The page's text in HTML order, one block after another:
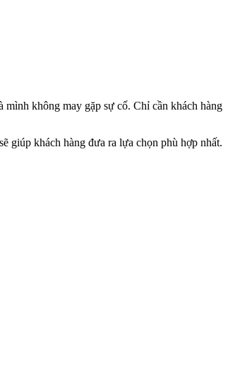
không may gặp sự cố. Chỉ cần khách hàng
giúp khách hàng đưa ra lựa chọn phù hợp nhất.